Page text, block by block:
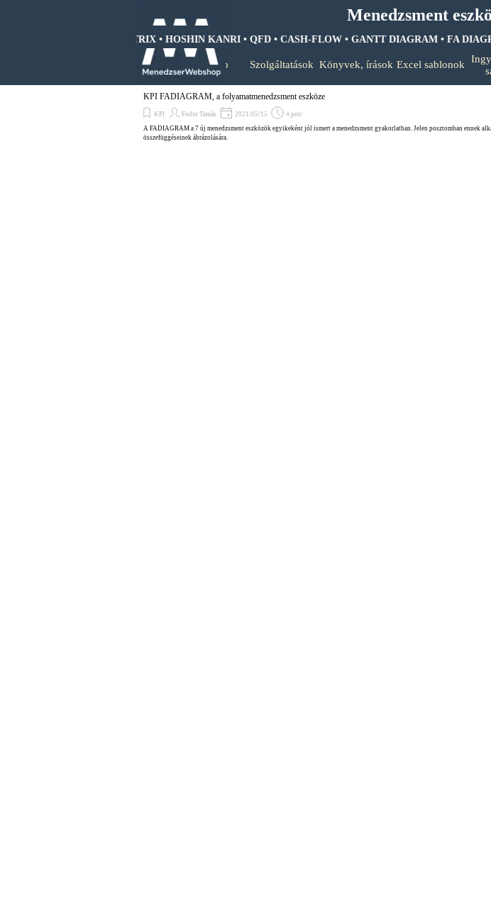
Menedzsment
ANALIZIS • BCG MÁTRIX • HOSHIN KANRI • QFD • CASH-FLOW • GANTT DIAGRAM • FA
Kezdőlap
Szolgáltatások Könyvek, írások ▼
Excel sablonok
KPI FADIAGRAM, a folyamatmenedzsment eszköze
KPI Fodor Tamás 2021/05/15
4 perc
A FADIAGRAM a 7 új menedzsment eszközök egyikeként jól ismert a menedzsment gyakorlatban. Jelen posztomban ennek
összefüggéseinek ábrázolására.